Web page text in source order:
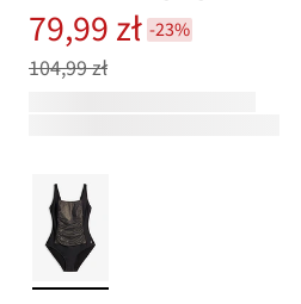
79,99 zł -23%
104,99 zł